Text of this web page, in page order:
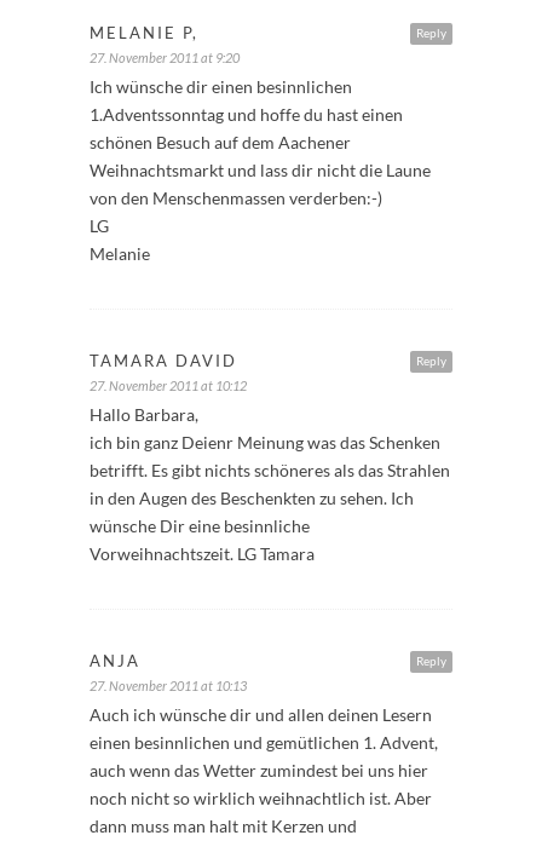
Reply
MELANIE P,
27. November 2011 at 9:20
Ich wünsche dir einen besinnlichen
1.Adventssonntag und hoffe du hast einen
schönen Besuch auf dem Aachener
Weihnachtsmarkt und lass dir nicht die Laune
von den Menschenmassen verderben:-)
LG
Melanie
Reply
TAMARA DAVID
27. November 2011 at 10:12
Hallo Barbara,
ich bin ganz Deienr Meinung was das Schenken
betrifft. Es gibt nichts schöneres als das Strahlen
in den Augen des Beschenkten zu sehen. Ich
wünsche Dir eine besinnliche
Vorweihnachtszeit. LG Tamara
Reply
ANJA
27. November 2011 at 10:13
Auch ich wünsche dir und allen deinen Lesern
einen besinnlichen und gemütlichen 1. Advent,
auch wenn das Wetter zumindest bei uns hier
noch nicht so wirklich weihnachtlich ist. Aber
dann muss man halt mit Kerzen und